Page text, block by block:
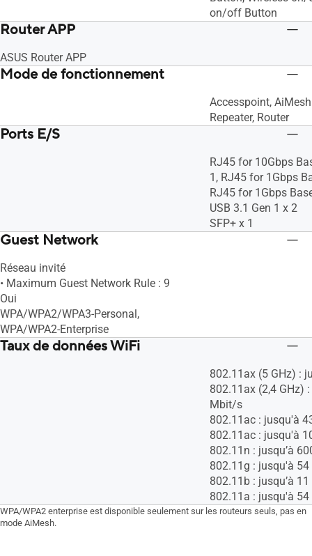
on/off Button
Router APP
ASUS Router APP
Mode de fonctionnement
Accesspoint,
Repeater, Router
Ports E/S
RJ45 for 10Gbps
1, RJ45 for 1Gbps
RJ45 for 1Gbps
USB 3.1 Gen 1 x 2
SFP+ x 1
Guest Network
Réseau invité
• Maximum Guest Network Rule : 9
Oui
WPA/WPA2/WPA3-Personal,
WPA/WPA2-Enterprise
Taux de données WiFi
802.11ax (5 GHz) :
802.11ax (2,4 GHz)
Mbit/s
802.11ac : jusqu'à
802.11ac : jusqu'à
802.11n : jusqu’à
802.11g : jusqu'à
802.11b : jusqu’à
802.11a : jusqu'à
WPA/WPA2 enterprise est disponible seulement sur les routeurs seuls, pas en
mode AiMesh.